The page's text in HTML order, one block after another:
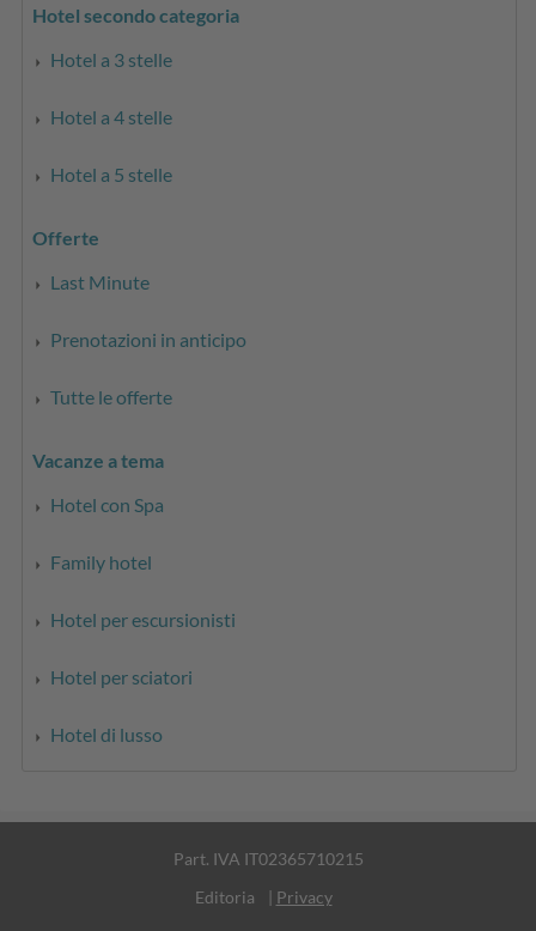
Hotel secondo categoria
Hotel a 3 stelle
Hotel a 4 stelle
Hotel a 5 stelle
Offerte
Last Minute
Prenotazioni in anticipo
Tutte le offerte
Vacanze a tema
Hotel con Spa
Family hotel
Hotel per escursionisti
Hotel per sciatori
Hotel di lusso
Part. IVA IT02365710215
Editoria
| Privacy